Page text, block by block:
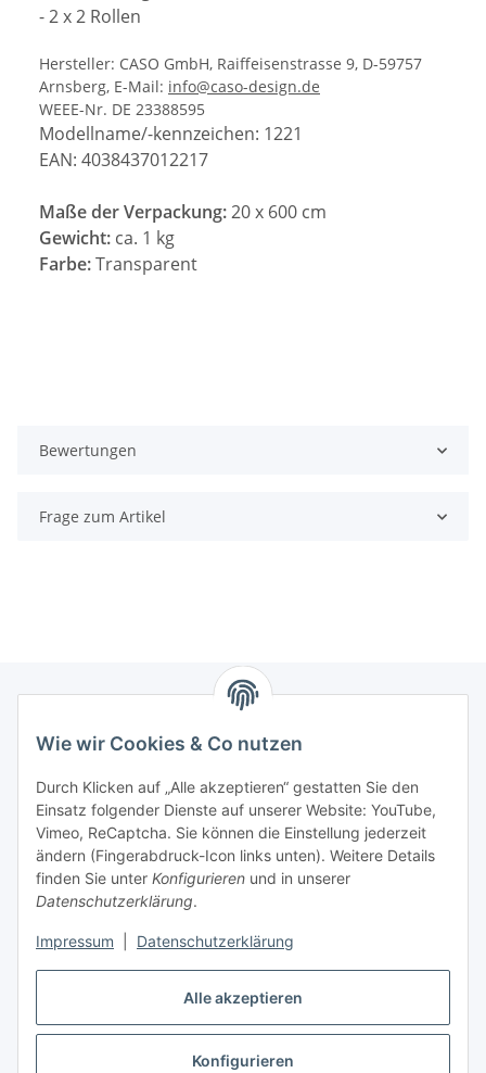
Alle akzeptieren
Konfigurieren
Wie wir Cookies & Co nutzen
Durch Klicken auf „Alle akzeptieren“ gestatten Sie den
Einsatz folgender Dienste auf unserer Website: YouTube,
Vimeo, ReCaptcha. Sie können die Einstellung jederzeit
ändern (Fingerabdruck-Icon links unten). Weitere Details
finden Sie unter Konfigurieren und in unserer
Datenschutzerklärung.
Impressum Datenschutzerklärung
- 2 x 2 Rollen
Hersteller: CASO GmbH, Raiffeisenstrasse 9, D-59757
Arnsberg, E-Mail: info@caso-design.de
WEEE-Nr. DE 23388595
Modellname/-kennzeichen: 1221
EAN: 4038437012217
Maße der Verpackung:20 x 600 cm
Gewicht: ca. 1 kg
Farbe:Transparent
Bewertungen
Frage zum Artikel
Zahlungsmöglichkeiten
Versandinformationen
Gesetzliche Informationen
Vertrag widerrufen